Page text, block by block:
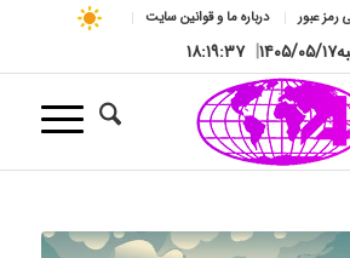
رمز عبور درباره ما و قوانین سایت
۱۴۰۵/۰۵/۱۷| ۱۸:۱۹:۳۸